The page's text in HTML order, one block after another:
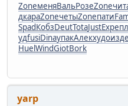
ZoneменяВальРозеZone
дкараZoneчетыZoneпати
SpadКобзDeutTotaJustExpe
удfusiDinaупакАлекхудоизде
HuelWindGiotBork
yarp